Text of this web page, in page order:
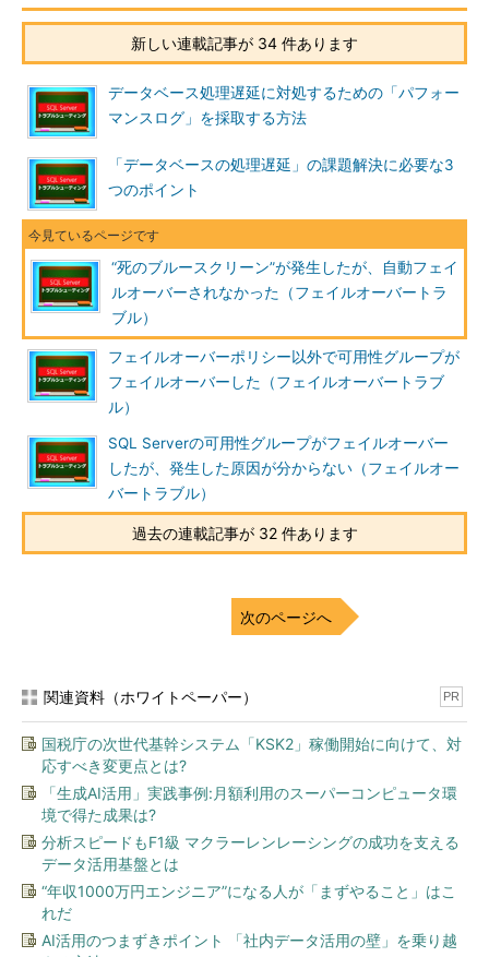
（*1）
オーバー クラスターでクォーラムを
構成および管理する（Microsoft
Developer Network）
2ノード構成では、この動的なクォーラム管理によって片ノー
ドだけに投票権を持たせます（図28-2）。通常の方法でシャット
ダウンする（スタートメニューからシャットダウンを選択する）
場合には、事前に投票権などを他のノードに動的に移動させてか
らシャットダウンします（図28-3）。
図28-2 フェールオーバー クラスター マネージ
のみが投票権を持っている
図28-3 シャットダウン時には、1つ目のノード
「Node 1」が停止する前に、投票権が動的に2つ
ンすると、上記の都合からクラスタとして動作できなくなるクォ
続的な通信障害の他、WSFC（Windows Serverフェイルオーバ
ークラスタリング）内の複数のノードにおける不適切な構成が原
因で発生します。
目次に戻る
解決方法
新しい連載記事が 34 件あります
データベース処理遅延に対処するための「パフォー
マンスログ」を採取する方法
「データベースの処理遅延」の課題解決に必要な3
つのポイント
“死のブルースクリーン”が発生したが、自動フェイ
ルオーバーされなかった（フェイルオーバートラ
ブル）
フェイルオーバーポリシー以外で可用性グループが
フェイルオーバーした（フェイルオーバートラブ
ル）
SQL Serverの可用性グループがフェイルオーバー
したが、発生した原因が分からない（フェイルオー
バートラブル）
過去の連載記事が 32 件あります
次のページへ
関連資料（ホワイトペーパー） PR
国税庁の次世代基幹システム「KSK2」稼働開始に向けて、対
応すべき変更点とは?
「生成AI活用」実践事例:月額利用のスーパーコンピュータ環
境で得た成果は?
分析スピードもF1級 マクラーレンレーシングの成功を支える
データ活用基盤とは
“年収1000万円エンジニア”になる人が「まずやること」はこ
れだ
AI活用のつまずきポイント 「社内データ活用の壁」を乗り越